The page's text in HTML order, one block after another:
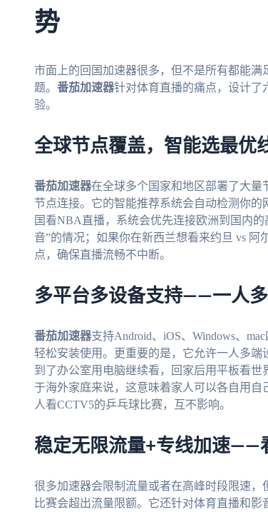
势
市面上的回国加速器很多，但不是所有都能
题。 番茄加速器针对体育直播的痛点，设计了
验。
全球节点覆盖，智能选最
番茄加速器在全球多个国家和地区部署了大
节点连接。它的智能推荐系统会自动检测你
国看NBA直播，系统会优先连接欧洲到国内
音”的情况；如果你在新西兰想看来约旦 vs
点，确保直播流畅不中断。
多平台多设备支持——一人
番茄加速器支持Android、iOS、Windows、
轻松安装使用。更重要的是，它允许一人多
到了办公室用电脑继续看，回家后用平板看
于海外家庭来说，这意味着家人可以各自用
人看CCTV5的乒乓球比赛，互不影响。
稳定无限流量+专线加速——
很多加速器会限制流量或者在高峰时段限速，
比赛会超出流量限额。它还针对体育直播和